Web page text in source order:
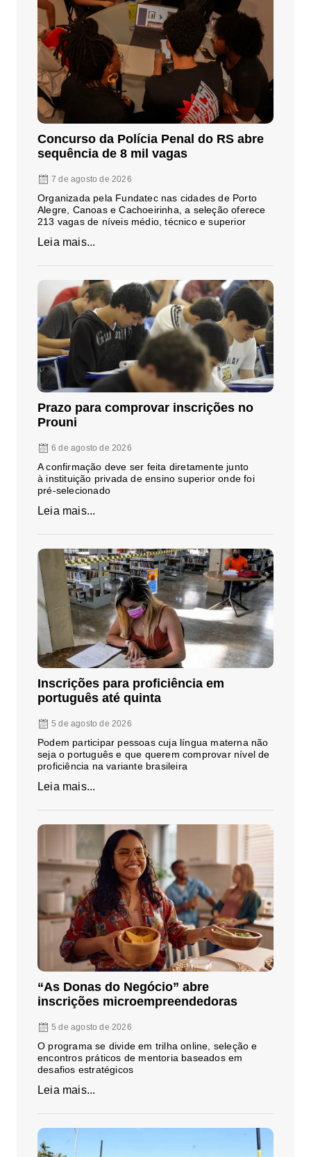
Concurso da Polícia Penal do RS abre
sequência de 8 mil vagas
7 de agosto de 2026
Organizada pela Fundatec nas cidades de Porto
Alegre, Canoas e Cachoeirinha, a seleção oferece
213 vagas de níveis médio, técnico e superior
Leia mais...
Prazo para comprovar inscrições no
Prouni
6 de agosto de 2026
A confirmação deve ser feita diretamente junto
à instituição privada de ensino superior onde foi
pré-selecionado
Leia mais...
Inscrições para proficiência em
português até quinta
5 de agosto de 2026
Podem participar pessoas cuja língua materna não
seja o português e que querem comprovar nível de
proficiência na variante brasileira
Leia mais...
“As Donas do Negócio” abre
inscrições microempreendedoras
5 de agosto de 2026
O programa se divide em trilha online, seleção e
encontros práticos de mentoria baseados em
desafios estratégicos
Leia mais...